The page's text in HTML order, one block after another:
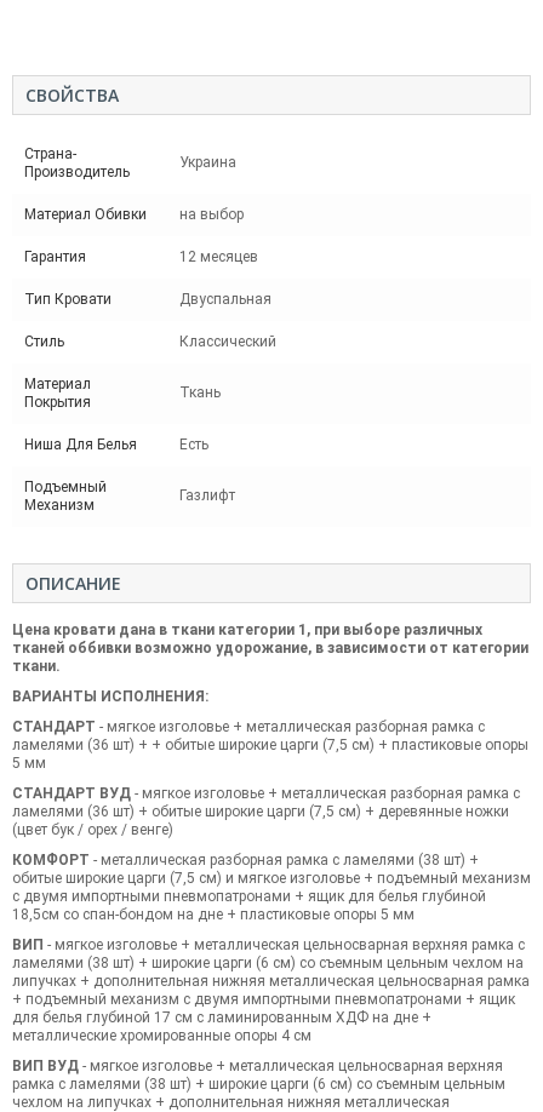
СВОЙСТВА
Страна-
Производитель
Украина
Материал Обивки на выбор
Гарантия 12 месяцев
Тип Кровати Двуспальная
Стиль Классический
Материал
Покрытия
Ткань
Ниша Для Белья Есть
Подъемный
Механизм
Газлифт
ОПИСАНИЕ
Цена кровати дана в ткани категории 1, при выборе различных
тканей оббивки возможно удорожание, в зависимости от категории
ткани.
ВАРИАНТЫ ИСПОЛНЕНИЯ:
СТАНДАРТ - мягкое изголовье + металлическая разборная рамка с
ламелями (36 шт) + + обитые широкие царги (7,5 см) + пластиковые опоры
5 мм
СТАНДАРТ ВУД - мягкое изголовье + металлическая разборная рамка с
ламелями (36 шт) + обитые широкие царги (7,5 см) + деревянные ножки
(цвет бук / орех / венге)
КОМФОРТ - металлическая разборная рамка с ламелями (38 шт) +
обитые широкие царги (7,5 см) и мягкое изголовье + подъемный механизм
с двумя импортными пневмопатронами + ящик для белья глубиной
18,5см со спан-бондом на дне + пластиковые опоры 5 мм
ВИП - мягкое изголовье + металлическая цельносварная верхняя рамка с
ламелями (38 шт) + широкие царги (6 см) со съемным цельным чехлом на
липучках + дополнительная нижняя металлическая цельносварная рамка
+ подъемный механизм с двумя импортными пневмопатронами + ящик
для белья глубиной 17 см с ламинированным ХДФ на дне +
металлические хромированные опоры 4 см
ВИП ВУД - мягкое изголовье + металлическая цельносварная верхняя
рамка с ламелями (38 шт) + широкие царги (6 см) со съемным цельным
чехлом на липучках + дополнительная нижняя металлическая